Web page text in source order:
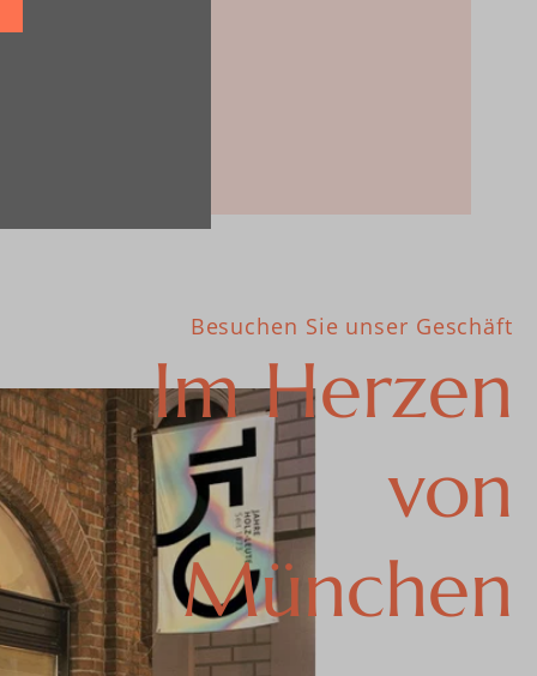
Besuchen Sie unser Geschäft
Im Herzen
von
München